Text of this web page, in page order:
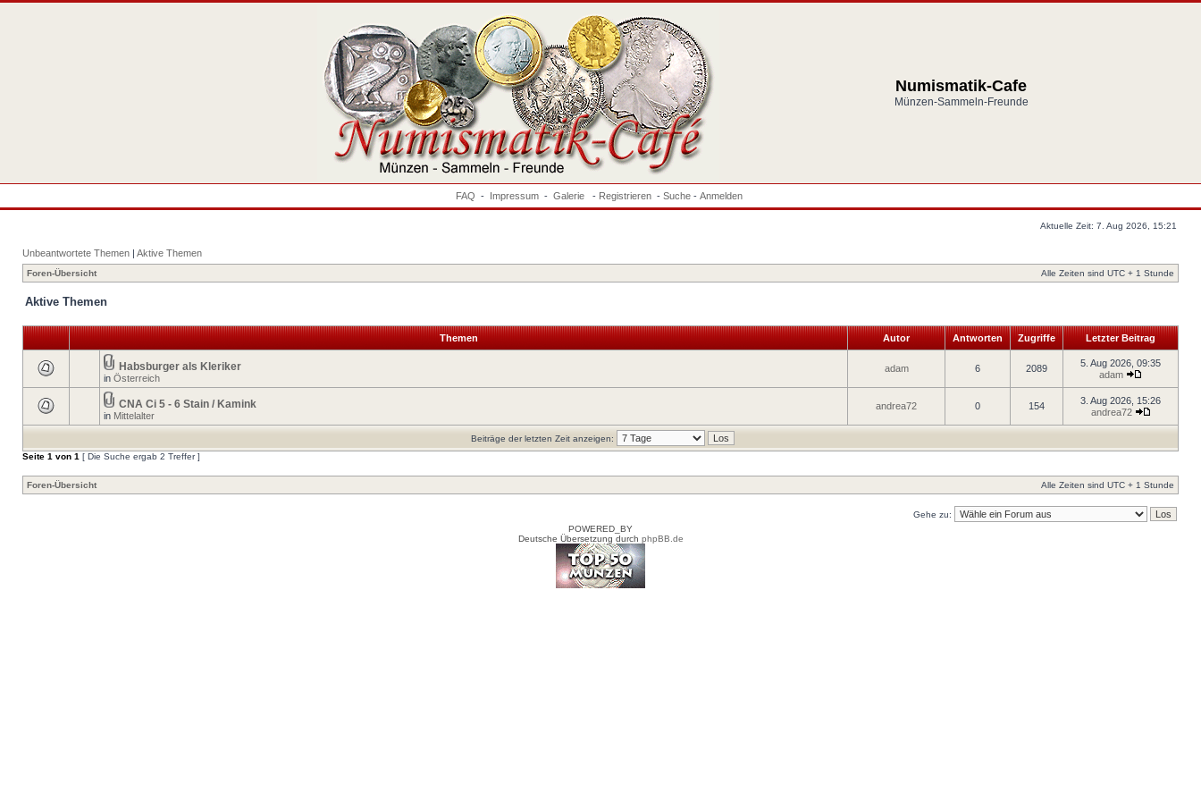
Numismatik-Cafe
Münzen-Sammeln-Freunde
FAQ - Impressum - Galerie - Registrieren - Suche - Anmelden
Aktuelle Zeit: 7. Aug 2026, 15:21
Unbeantwortete Themen | Aktive Themen
Foren-Übersicht Alle Zeiten sind UTC + 1 Stunde
Aktive Themen
Themen Autor Antworten Zugriffe Letzter Beitrag
Habsburger als Kleriker
in Österreich
adam 6 2089
5. Aug 2026, 09:35
adam
CNA Ci 5 - 6 Stain / Kamink
in Mittelalter
andrea72 0 154
3. Aug 2026, 15:26
andrea72
Beiträge der letzten Zeit anzeigen:
Seite 1 von 1 [ Die Suche ergab 2 Treffer ]
Foren-Übersicht Alle Zeiten sind UTC + 1 Stunde
Gehe zu:
POWERED_BY
Deutsche Übersetzung durch phpBB.de